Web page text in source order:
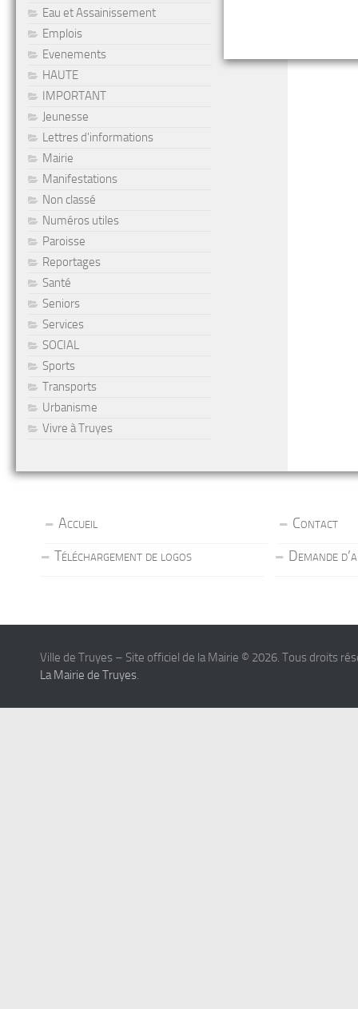
Eau et Assainissement
Emplois
Evenements
HAUTE
IMPORTANT
Jeunesse
Lettres d'informations
Mairie
Manifestations
Non classé
Numéros utiles
Paroisse
Reportages
Santé
Seniors
Services
SOCIAL
Sports
Transports
Urbanisme
Vivre à Truyes
Accueil
Contact
Téléchargement de logos
Demande
Ville de Truyes – Site officiel de la Mairie © 2026. Tous droits
La Mairie de Truyes.